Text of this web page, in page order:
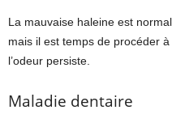
La mauvaise haleine est
mais il est temps de procéder
l’odeur persiste.
Maladie dentaire